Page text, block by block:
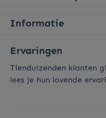
Ervaringen
Tienduizenden klanten
lees je hun lovende
Informatie